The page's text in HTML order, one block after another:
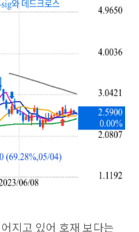
지고 있어 호재 보다는